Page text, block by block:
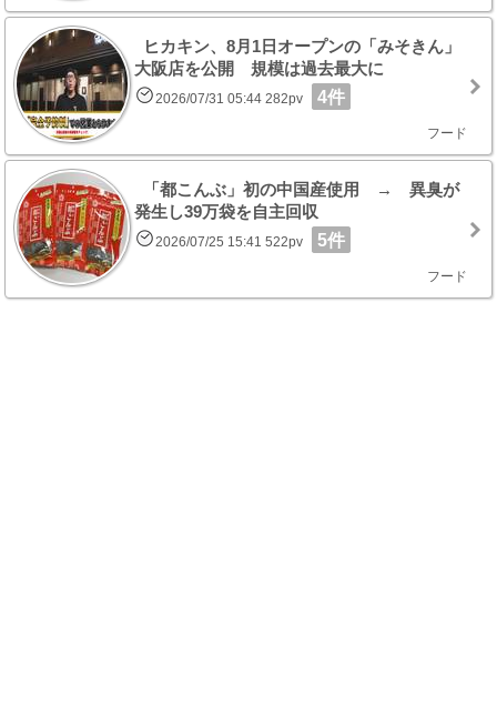
ヒカキン、8月1日オープンの「みそきん」
大阪店を公開 規模は過去最大に
2026/07/31 05:44 282pv 4件
フード
「都こんぶ」初の中国産使用 → 異臭が
発生し39万袋を自主回収
2026/07/25 15:41 522pv 5件
フード